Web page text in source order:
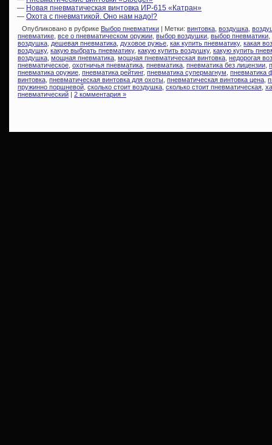
— Новая пневматическая винтовка ИР-615 «Катран»
— Охота с пневматикой. Оно нам надо!?
Опубликовано в рубрике Выбор пневматики | Метки: винтовка воздушка
пневматике все о пневматическом оружии выбор воздушки выбор пневматики
воздушка дешевая пневматика духовое ружье как купить пневматику, какая
воздушку, какую выбрать пневматику, какую купить воздушку, какую купить
воздушка мощная пневматика мощная пневматическая винтовка недорогая
пневматическое охотничья пневматика пневматика пневматика без лицензии
пневматика оружие пневматика рейтинг, пневматика супермагнум пневматика
винтовка пневматическая винтовка для охоты пневматическая винтовка цена
пружинно поршневой сколько стоит воздушка сколько стоит пневматическая
пневматический | 2 комментария »